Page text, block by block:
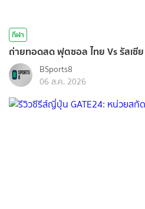
กีฬา
ถ่ายทอดสด ฟุตซอล ไทย Vs รัสเซี
BSports8
06 ส.ค. 2026